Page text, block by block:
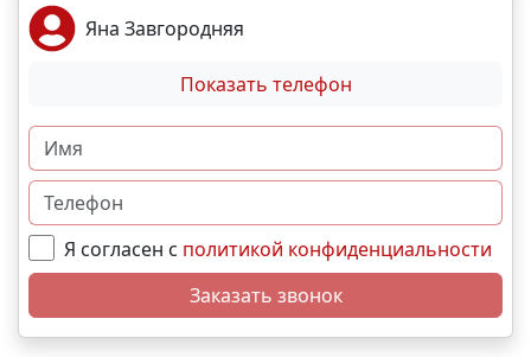
именно для вас! N5346
Яна Завгородняя
Показать телефон
Я согласен с политикой конфиденциальности
Заказать звонок